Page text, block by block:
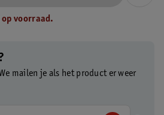
voorraad.
mailen je als het product er weer